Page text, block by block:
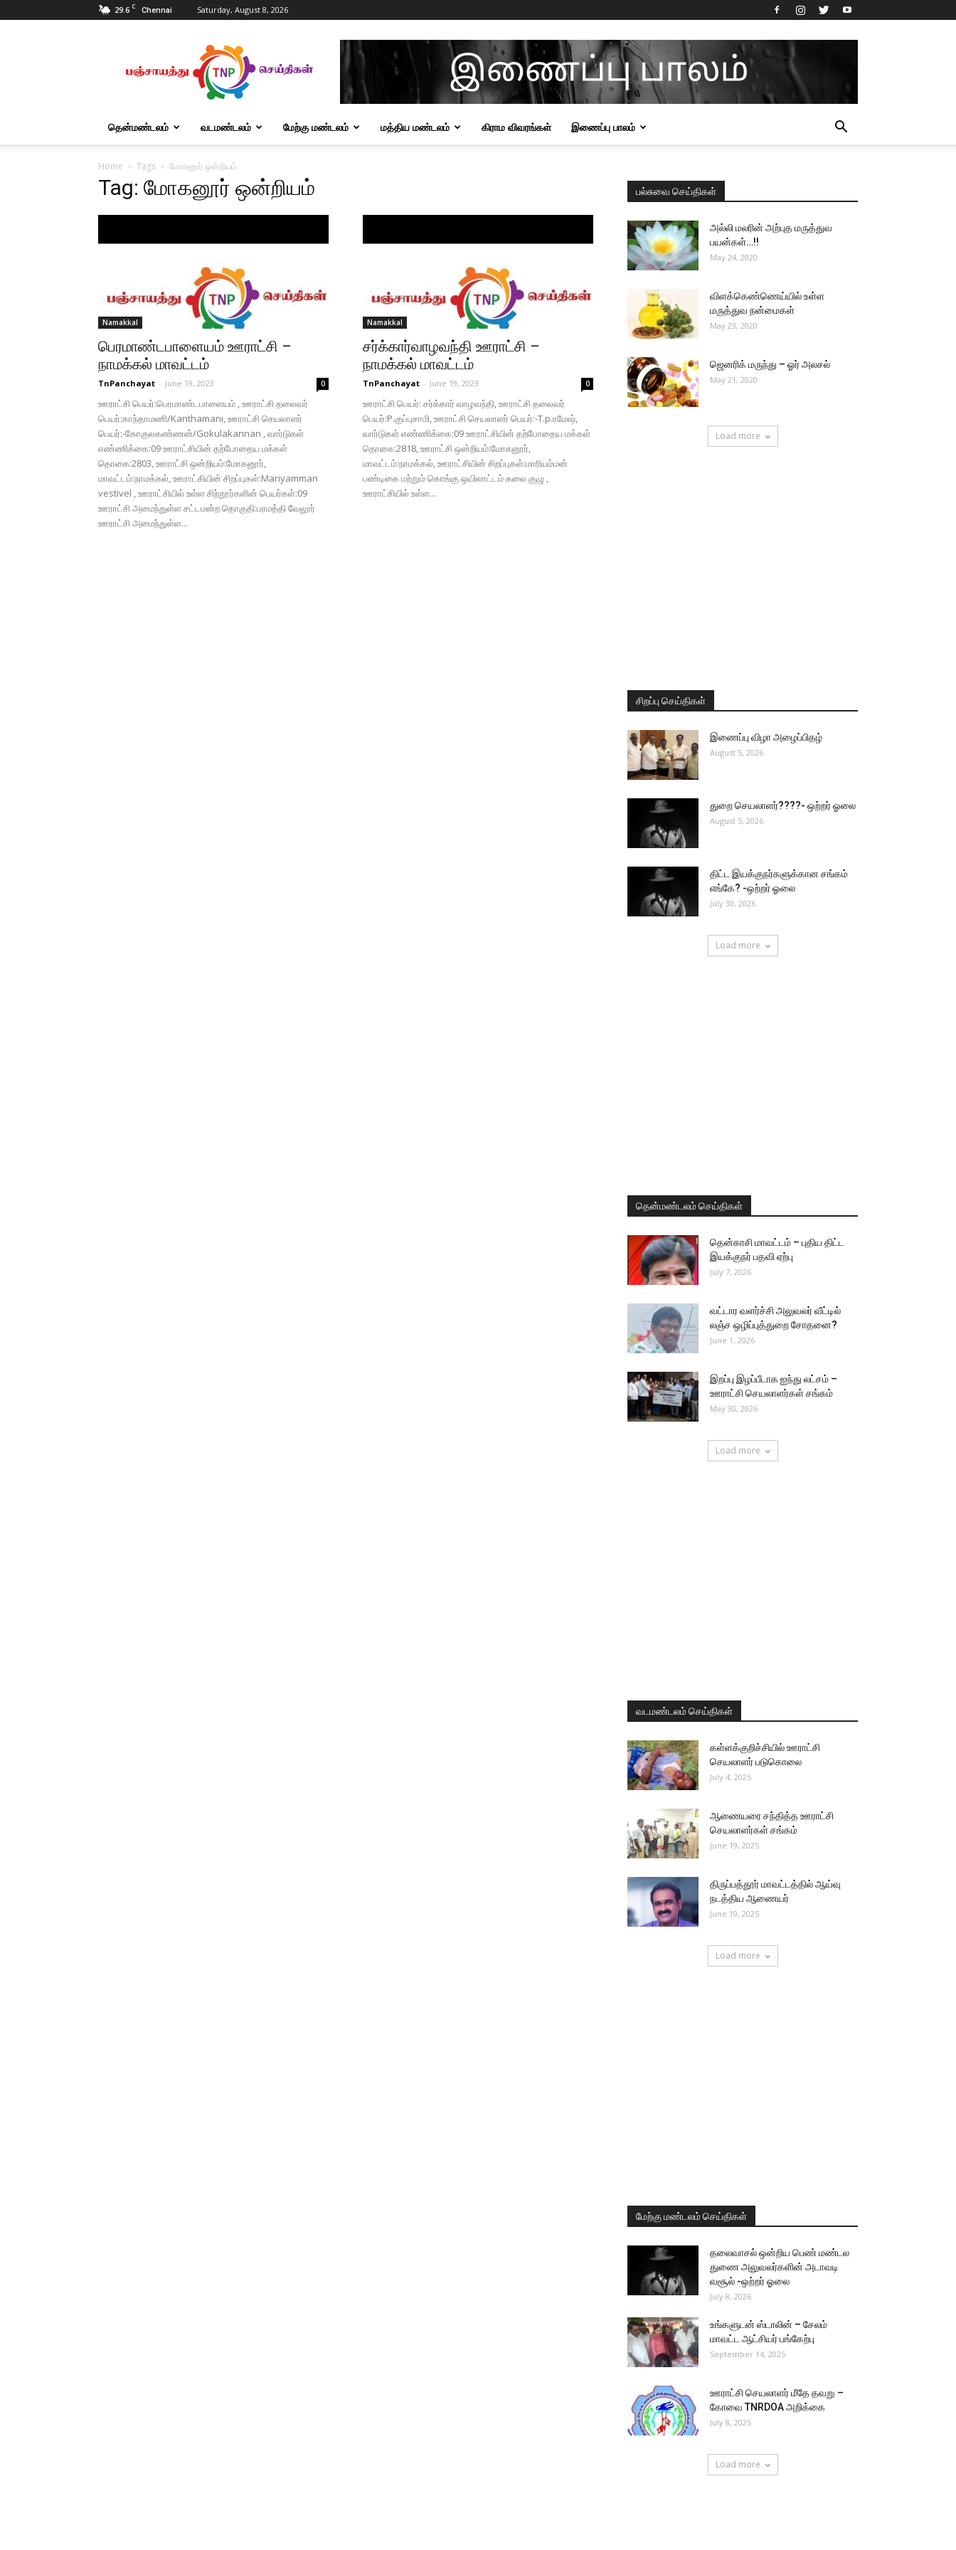
29.6 C Chennai Saturday, August 8, 2026
Tnpanchayat
தென்மண்டலம் வடமண்டலம் மேற்கு மண்டலம் மத்திய மண்டலம் கிராம விவரங்கள் இணைப்பு பாலம்
Home Tags மோகனூர் ஒன்றியம்
Tag: மோகனூர் ஒன்றியம்
Namakkal
பெரமாண்டபாளையம் ஊராட்சி –
நாமக்கல் மாவட்டம்
TnPanchayat - June 19, 2023 0
ஊராட்சி பெயர்:பெரமாண்டபாளையம் , ஊராட்சி தலைவர்
பெயர்:காந்தாமணி/Kanthamani, ஊராட்சி செயலாளர்
பெயர்:-கோகுலகண்ணன்/Gokulakannan , வார்டுகள்
எண்ணிக்கை:09 ஊராட்சியின் தற்போதைய மக்கள்
தொகை:2803, ஊராட்சி ஒன்றியம்:மோகனூர்,
மாவட்டம்:நாமக்கல், ஊராட்சியின் சிறப்புகள்:Mariyamman
vestivel , ஊராட்சியில் உள்ள சிற்றூர்களின் பெயர்கள்:09
ஊராட்சி அமைந்துள்ள சட்டமன்ற தொகுதி:பரமத்தி வேலூர்
ஊராட்சி அமைந்துள்ள...
Namakkal
சர்க்கார்வாழவந்தி ஊராட்சி –
நாமக்கல் மாவட்டம்
TnPanchayat - June 19, 2023 0
ஊராட்சி பெயர்: சர்க்கார் வாழவந்தி, ஊராட்சி தலைவர்
பெயர்:P.குப்புசாமி, ஊராட்சி செயலாளர் பெயர்:-T.p.ரமேஷ்,
வார்டுகள் எண்ணிக்கை:09 ஊராட்சியின் தற்போதைய மக்கள்
தொகை:2818, ஊராட்சி ஒன்றியம்:மோகனூர்,
மாவட்டம்:நாமக்கல், ஊராட்சியின் சிறப்புகள்:மாரியம்மன்
பண்டிகை மற்றும் கொங்கு ஒயிலாட்டம் கலை குழு ,
ஊராட்சியில் உள்ள...
பல்சுவை செய்திகள்
அல்லி மலரின் அற்புத மருத்துவ
பயன்கள்…!!
May 24, 2020
விளக்கெண்ணெய்யில் உள்ள
மருத்துவ நன்மைகள்
May 23, 2020
ஜெனரிக் மருந்து – ஓர் அலசல்
May 21, 2020
Load more
சிறப்பு செய்திகள்
இணைப்பு விழா அழைப்பிதழ்
August 5, 2026
துறை செயலாளர்????- ஒற்றர் ஓலை
August 5, 2026
திட்ட இயக்குநர்களுக்கான சங்கம்
எங்கே? -ஒற்றர் ஓலை
July 30, 2026
Load more
தென்மண்டலம் செய்திகள்
தென்காசி மாவட்டம் – புதிய திட்ட
இயக்குநர் பதவி ஏற்பு
July 7, 2026
வட்டார வளர்ச்சி அலுவலர் வீட்டில்
லஞ்ச ஒழிப்புத்துறை சோதனை?
June 1, 2026
இறப்பு இழப்பீடாக ஐந்து லட்சம் –
ஊராட்சி செயலாளர்கள் சங்கம்
May 30, 2026
Load more
வடமண்டலம் செய்திகள்
கள்ளக்குறிச்சியில் ஊராட்சி
செயலாளர் படுகொலை
July 4, 2025
ஆணையரை சந்தித்த ஊராட்சி
செயலாளர்கள் சங்கம்
June 19, 2025
திருப்பத்தூர் மாவட்டத்தில் ஆய்வு
நடத்திய ஆணையர்
June 19, 2025
Load more
மேற்கு மண்டலம் செய்திகள்
தலைவாசல் ஒன்றிய பெண் மண்டல
துணை அலுவலர்களின் அடாவடி
வசூல் -ஒற்றர் ஓலை
July 8, 2026
உங்களுடன் ஸ்டாலின் – சேலம்
மாவட்ட ஆட்சியர் பங்கேற்பு
September 14, 2025
ஊராட்சி செயலாளர் மீதே தவறு –
கோவை TNRDOA அறிக்கை
July 8, 2025
Load more